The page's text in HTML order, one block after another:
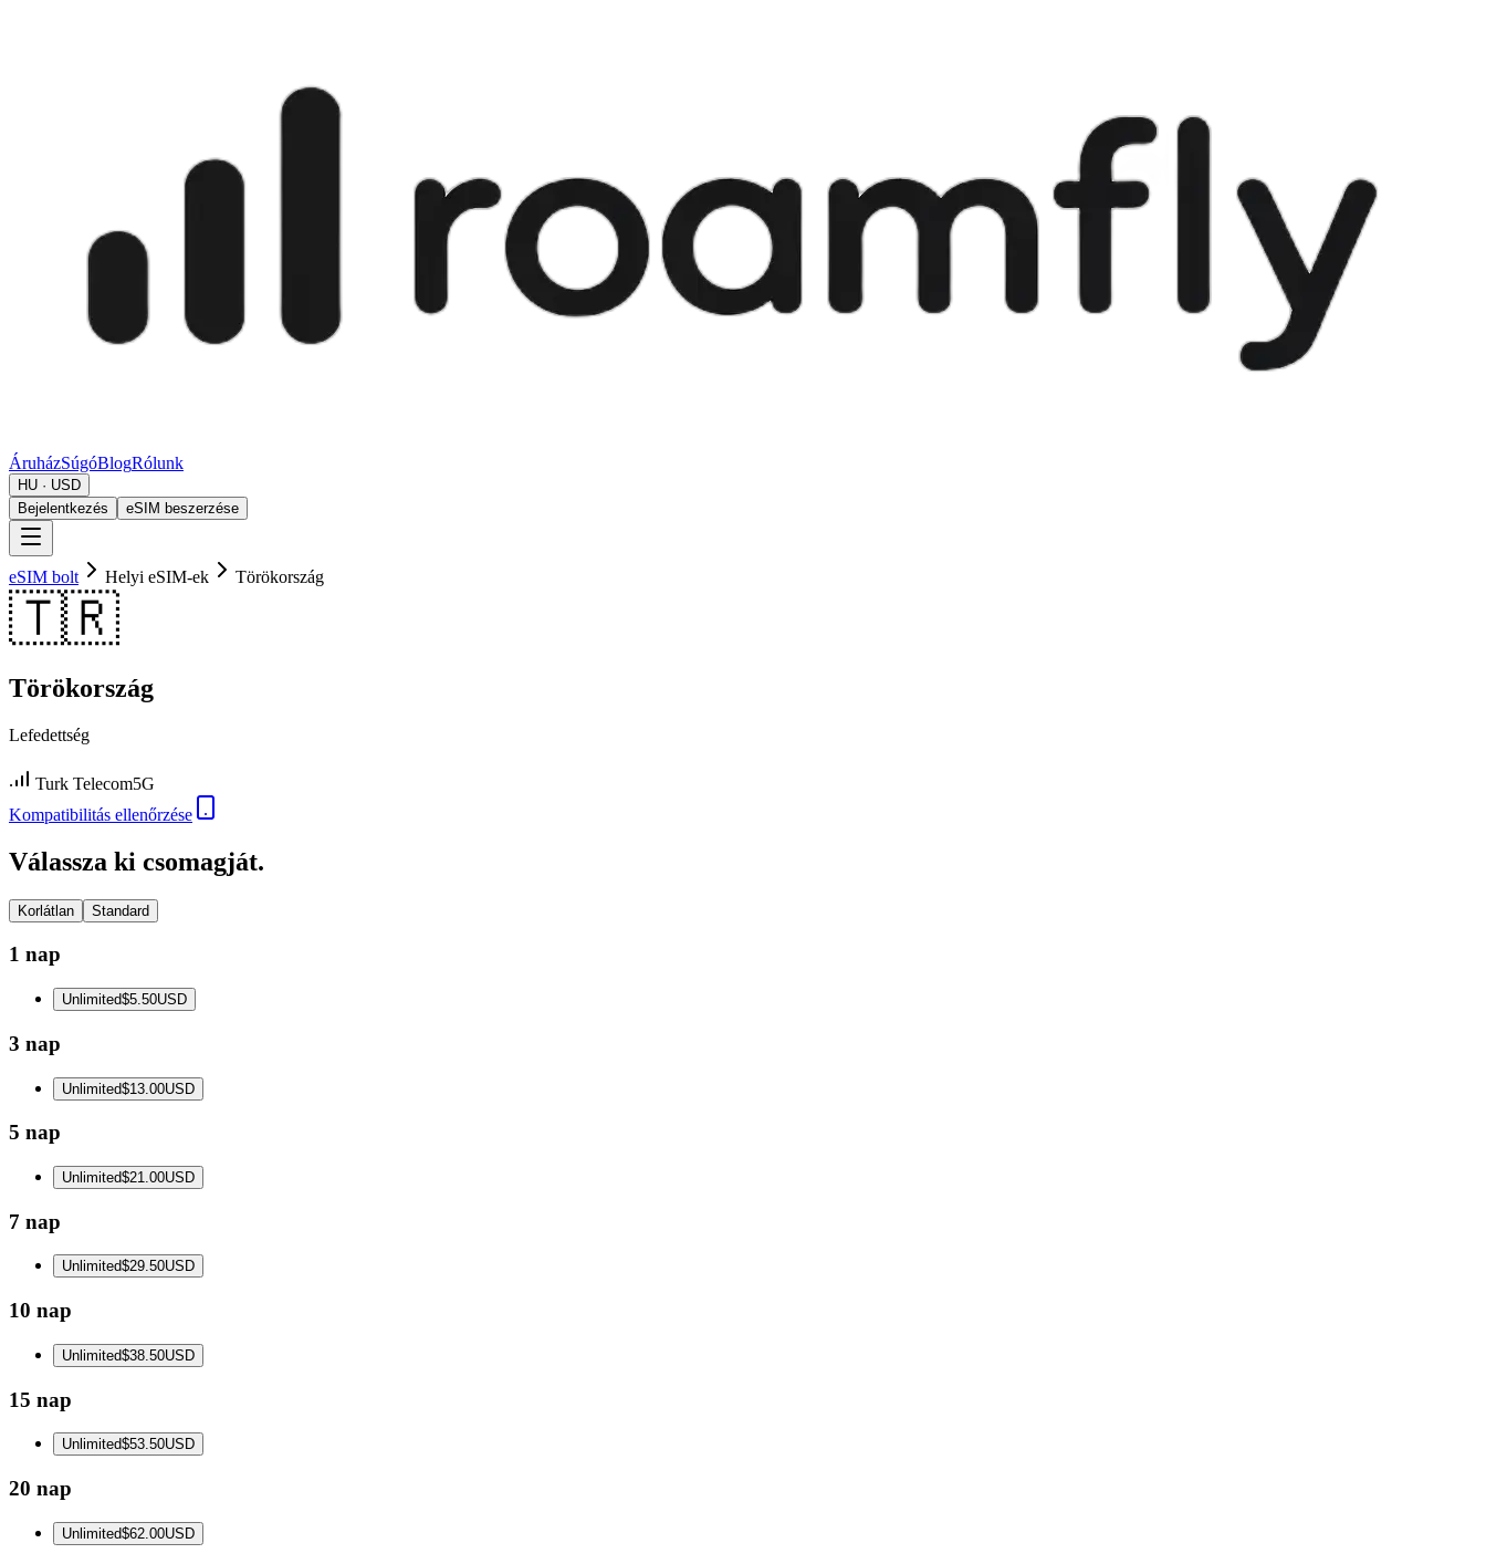
ÁruházSúgóBlogRólunk
HU · USD
Bejelentkezés
eSIM beszerzése
eSIM bolt Helyi eSIM-ek Törökország
🇹🇷
Törökország
Lefedettség
Turk Telecom5G
Kompatibilitás ellenőrzése
Válassza ki csomagját.
Korlátlan Standard
1 nap
Unlimited$5.50USD
3 nap
Unlimited$13.00USD
5 nap
Unlimited$21.00USD
7 nap
Unlimited$29.50USD
10 nap
Unlimited$38.50USD
15 nap
Unlimited$53.50USD
20 nap
Unlimited$62.00USD